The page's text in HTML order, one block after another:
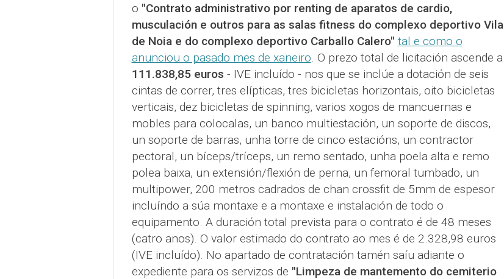
o "Contrato administrativo por renting de aparatos de cardio,
musculación e outros para as salas fitness do complexo deportivo Vila
de Noia e do complexo deportivo Carballo Calero" tal e como o
anunciou o pasado mes de xaneiro. O prezo total de licitación ascende a
111.838,85 euros - IVE incluído - nos que se inclúe a dotación de seis
cintas de correr, tres elípticas, tres bicicletas horizontais, oito bicicletas
verticais, dez bicicletas de spinning, varios xogos de mancuernas e
mobles para colocalas, un banco multiestación, un soporte de discos,
un soporte de barras, unha torre de cinco estacións, un contractor
pectoral, un bíceps/tríceps, un remo sentado, unha poela alta e remo
polea baixa, un extensión/flexión de perna, un femoral tumbado, un
multipower, 200 metros cadrados de chan crossfit de 5mm de espesor
incluíndo a súa montaxe e a montaxe e instalación de todo o
equipamento. A duración total prevista para o contrato é de 48 meses
(catro anos). O valor estimado do contrato ao mes é de 2.328,98 euros
(IVE incluído). No apartado de contratación tamén saíu adiante o
expediente para os servizos de "Limpeza de mantemento do cemiterio